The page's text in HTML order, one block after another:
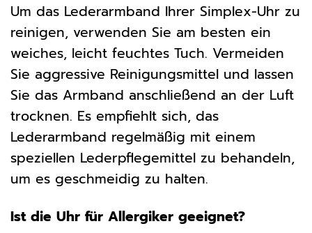
Um das Lederarmband Ihrer Simplex-Uhr zu
reinigen, verwenden Sie am besten ein
weiches, leicht feuchtes Tuch. Vermeiden
Sie aggressive Reinigungsmittel und lassen
Sie das Armband anschließend an der Luft
trocknen. Es empfiehlt sich, das
Lederarmband regelmäßig mit einem
speziellen Lederpflegemittel zu behandeln,
um es geschmeidig zu halten.
Ist die Uhr für Allergiker geeignet?